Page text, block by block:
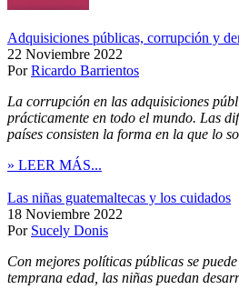
Adquisiciones públicas, corrupción y
22 Noviembre 2022
PorRicardo Barrientos
La corrupción en las adquisiciones
prácticamente en todo el mundo. Las
países consisten la forma en la que lo
» LEER MÁS...
Las niñas guatemaltecas y los cuidados
18 Noviembre 2022
Por Sucely Donis
Con mejores políticas públicas se
temprana edad, las niñas puedan